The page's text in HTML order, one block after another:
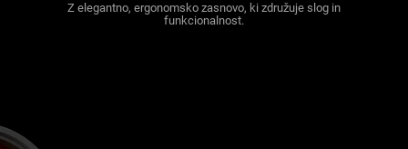
Z elegantno, ergonomsko zasnovo, ki združuje slog in
funkcionalnost.